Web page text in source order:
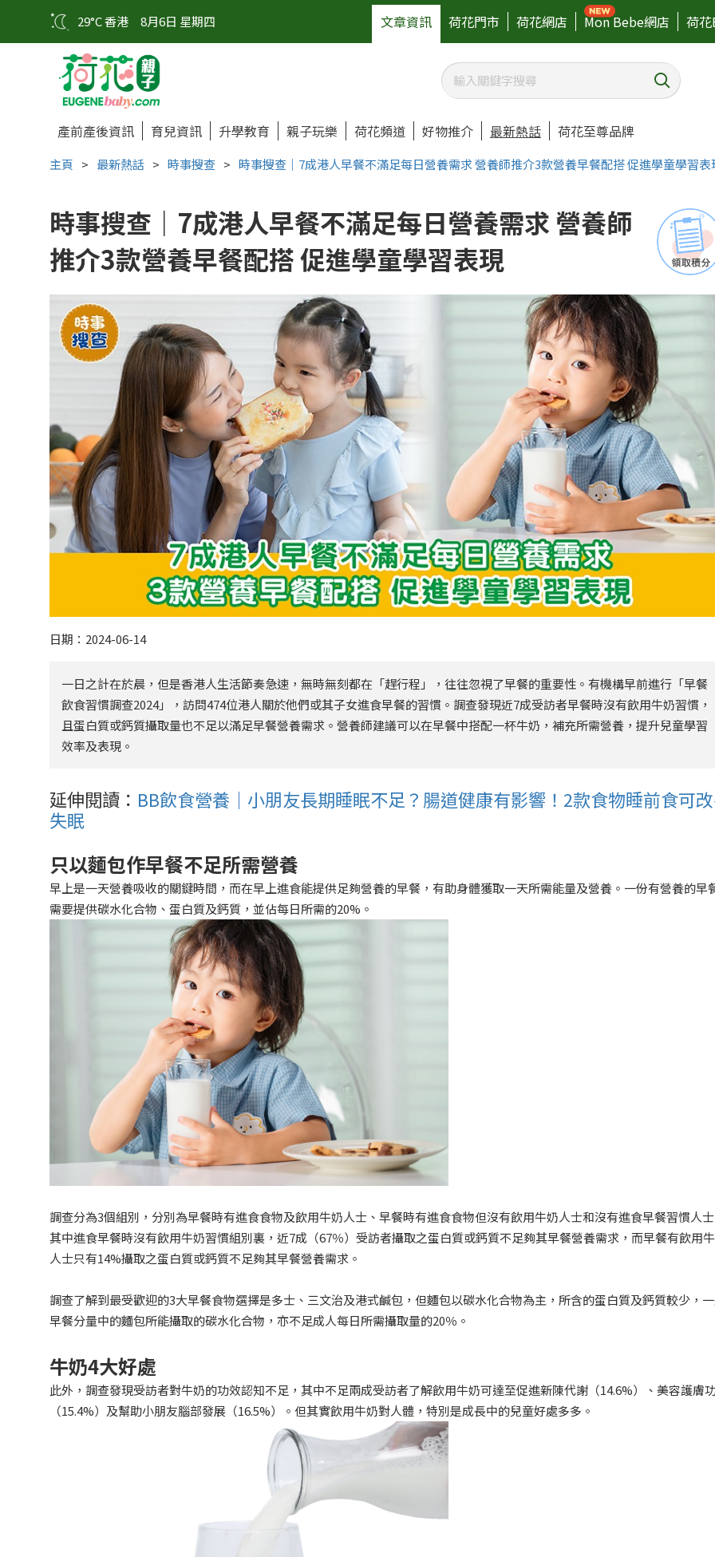
29°C 香港 8月6日 星期四 文章資訊 荷花門市 荷花網店 Mon Bebe網店 荷
產前產後資訊 育兒資訊 升學教育 親子玩樂 荷花頻道 好物推介 最新熱話 荷花至尊品牌
主頁 > 最新熱話 > 時事搜查 > 時事搜查｜7成港人早餐不滿足每日營養需求 營養師推介3款營養早餐配搭 促進學童學習表
時事搜查｜7成港人早餐不滿足每日營養需求 營養師
推介3款營養早餐配搭 促進學童學習表現
日期：2024-06-14
一日之計在於晨，但是香港人生活節奏急速，無時無刻都在「趕行程」，往往忽視了早餐的重要性。有機構早前進行「早餐
飲食習慣調查2024」，訪問474位港人關於他們或其子女進食早餐的習慣。調查發現近7成受訪者早餐時沒有飲用牛奶習慣，
且蛋白質或鈣質攝取量也不足以滿足早餐營養需求。營養師建議可以在早餐中搭配一杯牛奶，補充所需營養，提升兒童學習
效率及表現。
延伸閱讀： BB飲食營養｜小朋友長期睡眠不足？腸道健康有影響！2款食物睡前食可
失眠
只以麵包作早餐不足所需營養
早上是一天營養吸收的關鍵時間，而在早上進食能提供足夠營養的早餐，有助身體獲取一天所需能量及營養。一份有營養的早
需要提供碳水化合物、蛋白質及鈣質，並佔每日所需的20%。
調查分為3個組別，分別為早餐時有進食食物及飲用牛奶人士、早餐時有進食食物但沒有飲用牛奶人士和沒有進食早餐習慣人
其中進食早餐時沒有飲用牛奶習慣組別裏，近7成（67％）受訪者攝取之蛋白質或鈣質不足夠其早餐營養需求，而早餐有飲用
人士只有14%攝取之蛋白質或鈣質不足夠其早餐營養需求。
調查了解到最受歡迎的3大早餐食物選擇是多士、三文治及港式鹹包，但麵包以碳水化合物為主，所含的蛋白質及鈣質較少，
早餐分量中的麵包所能攝取的碳水化合物，亦不足成人每日所需攝取量的20％。
牛奶4大好處
此外，調查發現受訪者對牛奶的功效認知不足，其中不足兩成受訪者了解飲用牛奶可達至促進新陳代謝（14.6%）、美容護膚
（15.4%）及幫助小朋友腦部發展（16.5%）。但其實飲用牛奶對人體，特別是成長中的兒童好處多多。